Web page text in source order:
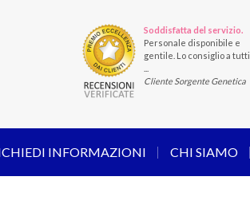
Soddisfatta del servizio.
Personale disponibile e
gentile. Lo consiglio a tutti
Cliente Sorgente Genetica
INFORMAZIONI CHI SIAMO